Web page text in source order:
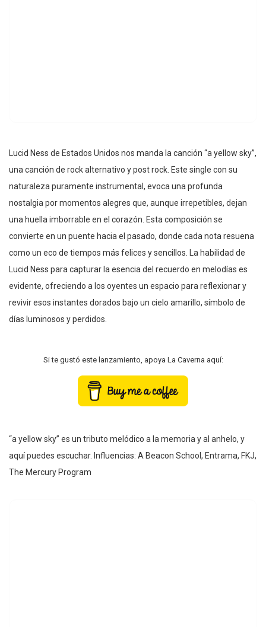
Lucid Ness de Estados Unidos nos manda la canción “a yellow sky”,
una canción de rock alternativo y post rock. Este single con su
naturaleza puramente instrumental, evoca una profunda
nostalgia por momentos alegres que, aunque irrepetibles, dejan
una huella imborrable en el corazón. Esta composición se
convierte en un puente hacia el pasado, donde cada nota resuena
como un eco de tiempos más felices y sencillos. La habilidad de
Lucid Ness para capturar la esencia del recuerdo en melodías es
evidente, ofreciendo a los oyentes un espacio para reflexionar y
revivir esos instantes dorados bajo un cielo amarillo, símbolo de
días luminosos y perdidos.
Si te gustó este lanzamiento, apoya La Caverna aquí:
“a yellow sky” es un tributo melódico a la memoria y al anhelo, y
aquí puedes escuchar. Influencias: A Beacon School, Entrama, FKJ,
The Mercury Program